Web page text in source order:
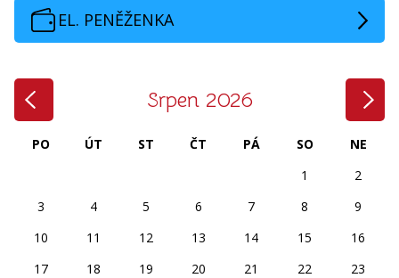
EL. PENĚŽENKA
Srpen 2026
PO ÚT ST ČT PÁ SO
NE
1
2
3
4 5 6 7 8
9
10
11 12 13 14 15
16
17
18 19 20 21 22
23